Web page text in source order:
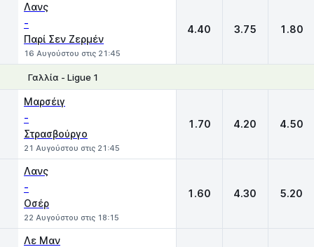
Λανς
-
Παρί Σεν Ζερμέν
16 Αυγούστου στις 21:45
4.40 3.75 1.80
Γαλλία - Ligue 1
Μαρσέιγ
-
Στρασβούργο
21 Αυγούστου στις 21:45
1.70 4.20 4.50
Λανς
-
Οσέρ
22 Αυγούστου στις 18:15
1.60 4.30 5.20
Λε Μαν